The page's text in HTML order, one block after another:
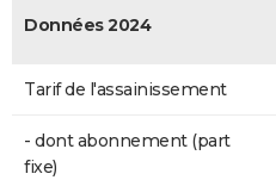
Données 2024
Tarif de l'assainissement
- dont abonnement (part
fixe)